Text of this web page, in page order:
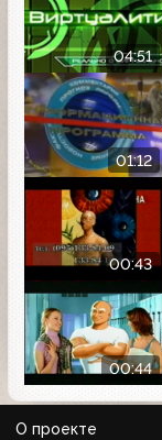
04:51
01:12
00:43
00:44
О проекте